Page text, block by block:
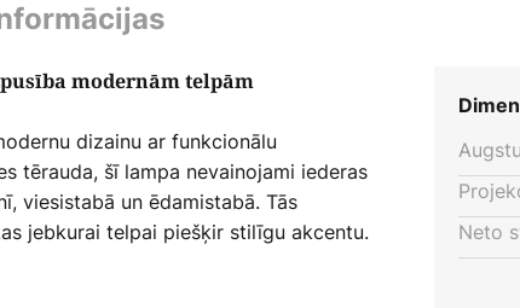
modernām telpām
dizainu ar funkcionālu
tērauda, šī lampa nevainojami iederas
viesistabā un ēdamistabā. Tās
jebkurai telpai piešķir stilīgu akcentu.
Neto